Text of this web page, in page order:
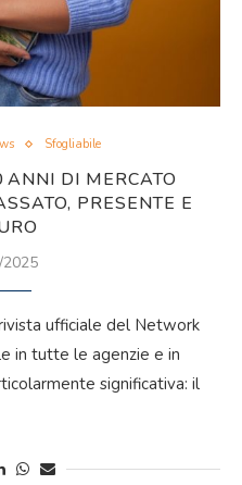
Sfogliabile
DI MERCATO
PRESENTE E
ufficiale del Network
in tutte le agenzie e in
significativa: il